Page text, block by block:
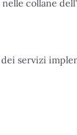
collane
dei servizi